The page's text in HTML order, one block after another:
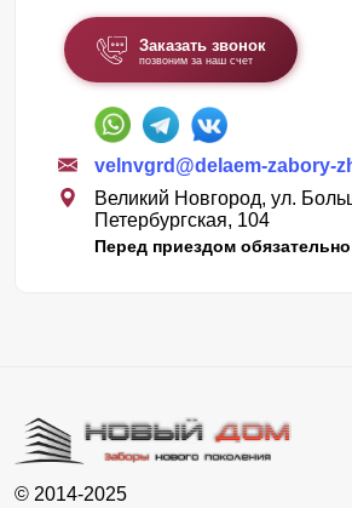
Заказать звонок
позвоним за наш счет
velnvgrd@delaem-zabory-
Великий Новгород, ул.
Петербургская, 104
Перед приездом
© 2014-2025